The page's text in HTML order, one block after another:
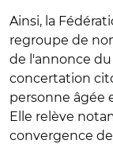
Ainsi, la
regroupe de
de l'annonce
concertation
personne âgée
Elle relève
convergence